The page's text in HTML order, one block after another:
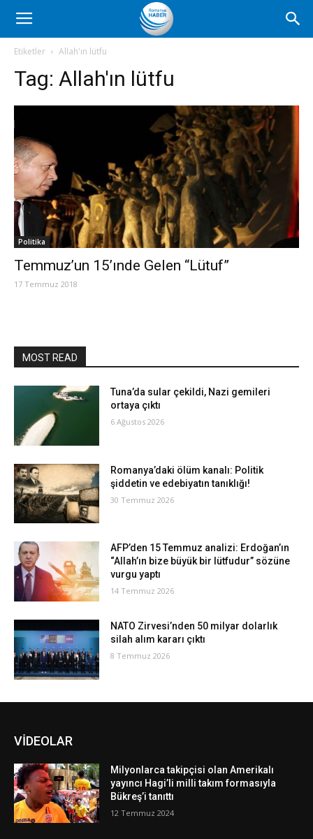
Romanya
Haber
Etiketler Allah'ın lütfu
Tag: Allah'ın lütfu
Politika
Temmuz’un 15’ınde Gelen “Lütuf”
17 Temmuz 2018
MOST READ
Tuna’da sular çekildi, Nazi gemileri
ortaya çıktı
6 Ağustos 2026
Romanya’daki ölüm kanalı: Politik
şiddetin ve edebiyatın tanıklığı!
30 Temmuz 2026
AFP’den 15 Temmuz analizi: Erdoğan’ın
“Allah’ın bize büyük bir lütfudur” sözüne
vurgu yaptı
14 Temmuz 2026
NATO Zirvesi’nden 50 milyar dolarlık
silah alım kararı çıktı
8 Temmuz 2026
VİDEOLAR
Milyonlarca takipçisi olan Amerikalı
yayıncı Hagi’li milli takım formasıyla
Bükreş’i tanıttı
12 Temmuz 2024